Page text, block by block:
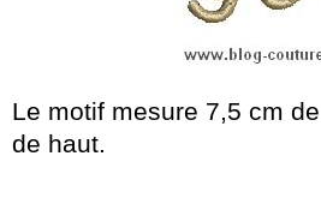
Le motif mesure 7,5 cm
de haut.